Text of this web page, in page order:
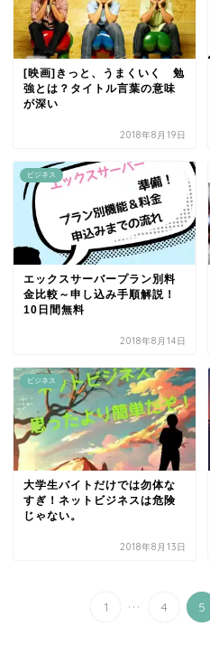
[映画]きっと、うまくいく 勉
強とは？タイトル言葉の意味
が深い
2018年8月19日
ビジネス
エックスサーバープラン別料
金比較～申し込み手順解説！
10日間無料
2018年8月14日
ビジネス
大学生バイトだけでは勿体な
すぎ！ネットビジネスは危険
じゃない。
2018年8月13日
1 ... 4 5